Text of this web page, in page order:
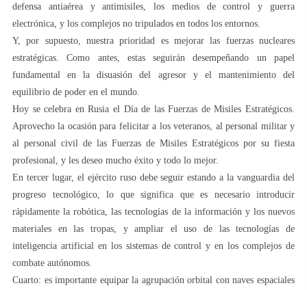
defensa antiaérea y antimisiles, los medios de control y guerra
electrónica, y los complejos no tripulados en todos los entornos.
Y, por supuesto, nuestra prioridad es mejorar las fuerzas nucleares
estratégicas. Como antes, estas seguirán desempeñando un papel
fundamental en la disuasión del agresor y el mantenimiento del
equilibrio de poder en el mundo.
Hoy se celebra en Rusia el Día de las Fuerzas de Misiles Estratégicos.
Aprovecho la ocasión para felicitar a los veteranos, al personal militar y
al personal civil de las Fuerzas de Misiles Estratégicos por su fiesta
profesional, y les deseo mucho éxito y todo lo mejor.
En tercer lugar, el ejército ruso debe seguir estando a la vanguardia del
progreso tecnológico, lo que significa que es necesario introducir
rápidamente la robótica, las tecnologías de la información y los nuevos
materiales en las tropas, y ampliar el uso de las tecnologías de
inteligencia artificial en los sistemas de control y en los complejos de
combate autónomos.
Cuarto: es importante equipar la agrupación orbital con naves espaciales